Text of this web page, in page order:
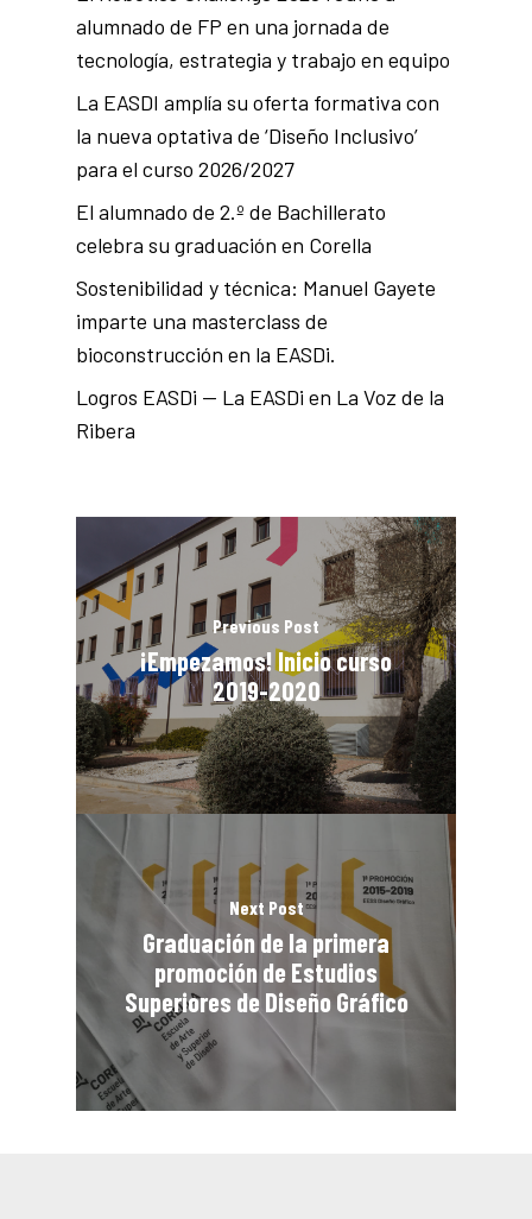
alumnado de FP en una jornada de
tecnología, estrategia y trabajo en equipo
La EASDI amplía su oferta formativa con
la nueva optativa de ‘Diseño Inclusivo’
para el curso 2026/2027
El alumnado de 2.º de Bachillerato
celebra su graduación en Corella
Sostenibilidad y técnica: Manuel Gayete
imparte una masterclass de
bioconstrucción en la EASDi.
Logros EASDi — La EASDi en La Voz de la
Ribera
Previous Post
¡Empezamos! Inicio curso
2019-2020
Next Post
Graduación de la primera
promoción de Estudios
Superiores de Diseño Gráfico